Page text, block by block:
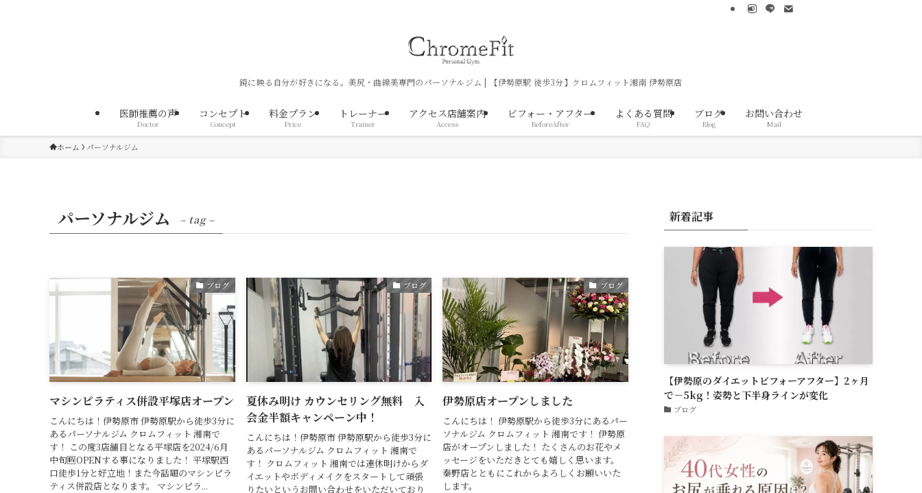
鏡に映る自分が好きになる。美尻・曲線美専門のパーソナルジム | 【伊勢原駅 徒歩3分】クロムフィット湘南 伊勢原店
医師推薦の声
Doctor
コンセプト
Concept
料金プラン
Price
トレーナー
Trainer
アクセス店舗案内
Access
ビフォー・アフター
BeforeAfter
よくある質問
FAQ
ブログ
Blog
お問い合わせ
Mail
ホーム パーソナルジム
パーソナルジム – tag –
ブログ
マシンピラティス併設平塚店オープン
こんにちは！伊勢原市 伊勢原駅から徒歩3分に
あるパーソナルジム クロムフィット 湘南で
す！ この度3店舗目となる平塚店を2024/6月
中旬🆕OPENする事になりました！ 平塚駅西
口徒歩1分と好立地！また今話題のマシンピラ
ティス併設店となります。 マシンピラ...
ブログ
夏休み明け カウンセリング無料 入
会金半額キャンペーン中！
こんにちは！伊勢原市 伊勢原駅から徒歩3分に
あるパーソナルジム クロムフィット 湘南で
す！ クロムフィット 湘南では連休明けからダ
イエットやボディメイクをスタートして頑張
りたいというお問い合わせをいただいており
ブログ
伊勢原店オープンしました
こんにちは！ 伊勢原駅から徒歩3分にあるパー
ソナルジム クロムフィット 湘南です！ 伊勢原
店がオープンしました！ たくさんのお花やメ
ッセージをいただきとても嬉しく思います。
秦野店とともにこれからよろしくお願いいた
します。
新着記事
【伊勢原のダイエットビフォーアフター】2ヶ月
で－5kg！姿勢と下半身ラインが変化
ブログ